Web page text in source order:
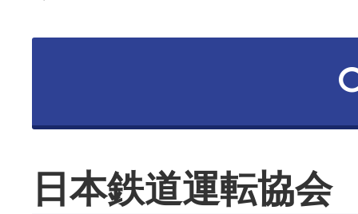
日本鉄道運転協